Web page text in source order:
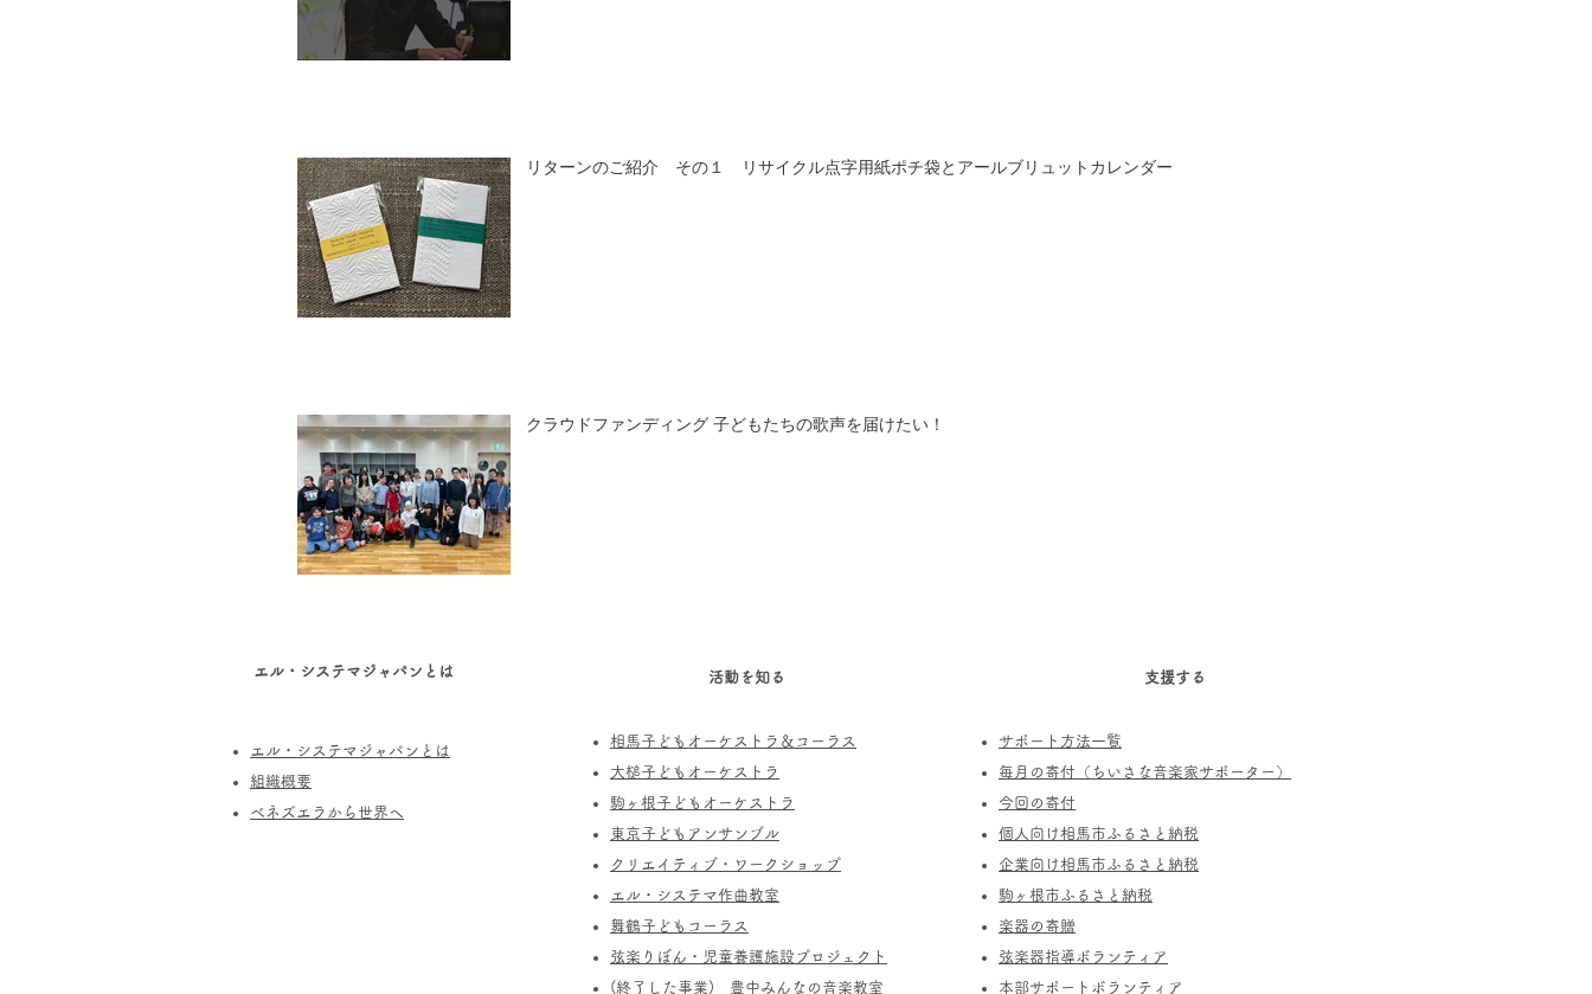
リターンのご紹介 その１ リサイクル点字用紙ポチ袋とアールブリュットカレンダー
クラウドファンディング 子どもたちの歌声を届けたい！
エル・システマジャパンとは
エル・システマジャパンとは
​組織概要
​ベネズエラから世界へ
活動を知る
相馬子どもオーケストラ＆コーラス
​大槌子どもオーケストラ
駒ヶ根子どもオーケストラ
​東京子どもアンサンブル
​クリエイティブ・ワークショップ
エル・システマ作曲教室
​舞鶴子どもコーラス
​​弦楽りぼん・児童養護施設プロジェクト
(終了した事業) ​豊中みんなの音楽教室
支援する
サポート方法一覧
​毎月の寄付（ちいさな音楽家サポーター）
今回の寄付
個人向け相馬市ふるさと納税
企業向け相馬市ふるさと納税
駒ヶ根市ふるさと納税
楽器の寄贈
​弦楽器指導ボランティア
​本部サポートボランティア